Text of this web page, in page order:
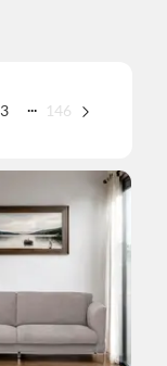
3 ... 146